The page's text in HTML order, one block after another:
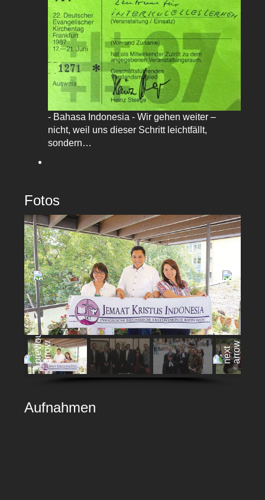
- Bahasa Indonesia - Wir gehen weiter –
nicht, weil uns dieser Schritt leichtfällt,
sondern…
Fotos
Aufnahmen